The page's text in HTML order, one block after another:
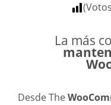
La más
Desde The